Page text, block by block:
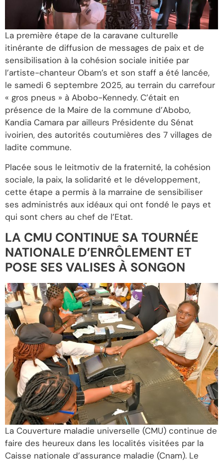
La première étape de la caravane culturelle
itinérante de diffusion de messages de paix et de
sensibilisation à la cohésion sociale initiée par
l’artiste-chanteur Obam’s et son staff a été lancée,
le samedi 6 septembre 2025, au terrain du carrefour
« gros pneus » à Abobo-Kennedy. C’était en
présence de la Maire de la commune d’Abobo,
Kandia Camara par ailleurs Présidente du Sénat
ivoirien, des autorités coutumières des 7 villages de
ladite commune.
Placée sous le leitmotiv de la fraternité, la cohésion
sociale, la paix, la solidarité et le développement,
cette étape a permis à la marraine de sensibiliser
ses administrés aux idéaux qui ont fondé le pays et
qui sont chers au chef de l’Etat.
LA CMU CONTINUE SA TOURNÉE
NATIONALE D’ENRÔLEMENT ET
POSE SES VALISES À SONGON
La Couverture maladie universelle (CMU) continue de
faire des heureux dans les localités visitées par la
Caisse nationale d’assurance maladie (Cnam). Le